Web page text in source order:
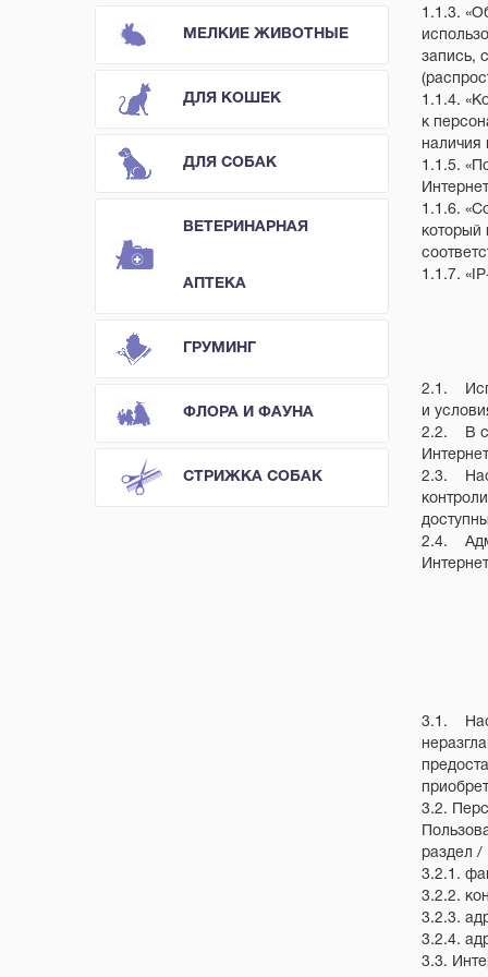
МЕЛКИЕ ЖИВОТНЫЕ
ДЛЯ КОШЕК
ДЛЯ СОБАК
ВЕТЕРИНАРНАЯ
АПТЕКА
ГРУМИНГ
ФЛОРА И ФАУНА
СТРИЖКА СОБАК
1.1.3.
запись,
1.1.4.
к
наличия
1.1.5.
1.1.6.
который
1.1.7.
2.1.
и
2.2. В
2.3.
2.4.
3.1.
3.2.
раздел
3.2.1.
3.2.2.
3.2.3.
3.2.4.
3.3.